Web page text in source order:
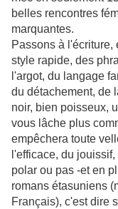
belles rencontres
marquantes.
Passons à l'écriture,
style rapide, des
l'argot, du langage
du détachement, de
noir, bien poisseux,
vous lâche plus
empêchera toute
l'efficace, du
polar ou pas -et en
romans étasuniens
Français), c'est dire